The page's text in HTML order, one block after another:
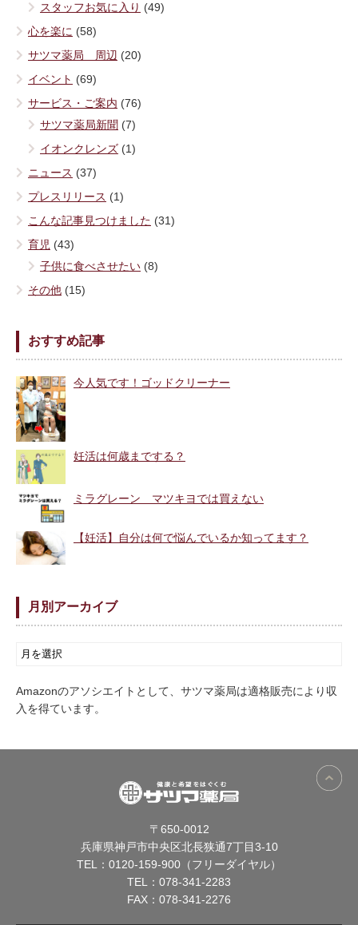
スタッフお気に入り (49)
心を楽に (58)
サツマ薬局 周辺 (20)
イベント (69)
サービス・ご案内 (76)
サツマ薬局新聞 (7)
イオンクレンズ (1)
ニュース (37)
プレスリリース (1)
こんな記事見つけました (31)
育児 (43)
子供に食べさせたい (8)
その他 (15)
おすすめ記事
今人気です！ゴッドクリーナー
妊活は何歳までする？
ミラグレーン マツキヨでは買えない
【妊活】自分は何で悩んでいるか知ってます？
月別アーカイブ
Amazonのアソシエイトとして、サツマ薬局は適格販売により収
入を得ています。
〒650-0012
兵庫県神戸市中央区北長狭通7丁目3-10
TEL： 0120-159-900（フリーダイヤル）
TEL： 078-341-2283
FAX：078-341-2276